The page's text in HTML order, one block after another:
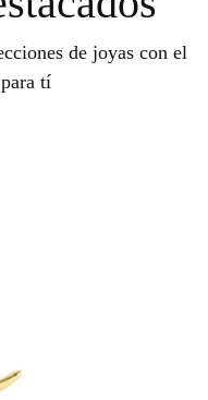
de joyas con el
tí